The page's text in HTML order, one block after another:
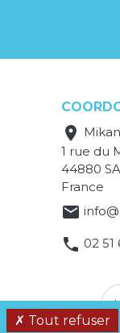
 Mikan
1 rue du
44880
France

 02 51
Tout refuser